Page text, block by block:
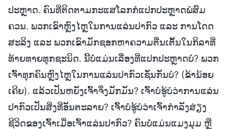
ປະຫຼາດ. ຄົນທີ່ຕິດຕາມກະແສໂລກກໍແປກປະຫຼາດພໍສົມ
ຄວນ. ພວກເຂົາຫຼົງໄຫຼໃນການແລ່ນປາກົວ ແລະ ການໂດດ
ສະລິງ ແລະ ພວກເຂົາມັກຊອກຫາຄວາມຕື່ນເຕັ້ນໃນກິລາທີ່
ທ້າຍທາຍທຸກຊະນິດ. ນີ້ບໍ່ແມ່ນເລື່ອງທີ່ແປກປະຫຼາດບໍ? ພວກ
ເຈົ້າທຸກຄົນຫຼົງໄຫຼໃນການແລ່ນປາກົວເຊັ່ນກັນບໍ? (ຂ້ານ້ອຍ
ເຄີຍ). ແລ້ວເປັນຫຍັງເຈົ້າຈຶ່ງມັກມັນ? ເຈົ້າບໍ່ຮູ້ບໍວ່າການແລ່ນ
ປາກົວເປັນສິ່ງທີ່ອັນຕະລາຍ? ເຈົ້າບໍ່ຮູ້ບໍວ່າເຈົ້າກຳລັງສ່ຽງ
ຊີວິດຂອງເຈົ້າເມື່ອເຈົ້າແລ່ນປາກົວ? ຄົນບໍ່ແມ່ນແມງມຸມ ຫຼື